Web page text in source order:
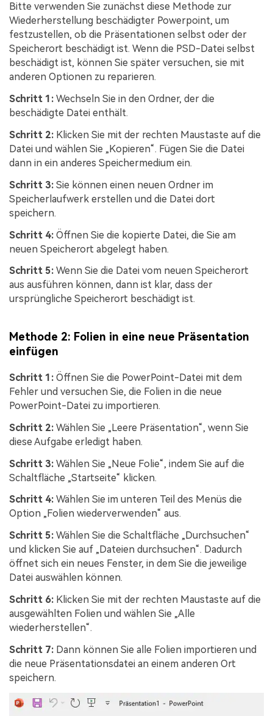
Bitte verwenden Sie zunächst diese Methode zur
Wiederherstellung beschädigter Powerpoint, um
festzustellen, ob die Präsentationen selbst oder der
Speicherort beschädigt ist. Wenn die PSD-Datei selbst
beschädigt ist, können Sie später versuchen, sie mit
anderen Optionen zu reparieren.
Schritt 1: Wechseln Sie in den Ordner, der die
beschädigte Datei enthält.
Schritt 2: Klicken Sie mit der rechten Maustaste auf die
Datei und wählen Sie „Kopieren“. Fügen Sie die Datei
dann in ein anderes Speichermedium ein.
Schritt 3: Sie können einen neuen Ordner im
Speicherlaufwerk erstellen und die Datei dort
speichern.
Schritt 4: Öffnen Sie die kopierte Datei, die Sie am
neuen Speicherort abgelegt haben.
Schritt 5: Wenn Sie die Datei vom neuen Speicherort
aus ausführen können, dann ist klar, dass der
ursprüngliche Speicherort beschädigt ist.
Methode 2: Folien in eine neue Präsentation
einfügen
Schritt 1: Öffnen Sie die PowerPoint-Datei mit dem
Fehler und versuchen Sie, die Folien in die neue
PowerPoint-Datei zu importieren.
Schritt 2: Wählen Sie „Leere Präsentation“, wenn Sie
diese Aufgabe erledigt haben.
Schritt 3: Wählen Sie „Neue Folie“, indem Sie auf die
Schaltfläche „Startseite“ klicken.
Schritt 4: Wählen Sie im unteren Teil des Menüs die
Option „Folien wiederverwenden“ aus.
Schritt 5: Wählen Sie die Schaltfläche „Durchsuchen“
und klicken Sie auf „Dateien durchsuchen“. Dadurch
öffnet sich ein neues Fenster, in dem Sie die jeweilige
Datei auswählen können.
Schritt 6: Klicken Sie mit der rechten Maustaste auf die
ausgewählten Folien und wählen Sie „Alle
wiederherstellen“.
Schritt 7: Dann können Sie alle Folien importieren und
die neue Präsentationsdatei an einem anderen Ort
speichern.